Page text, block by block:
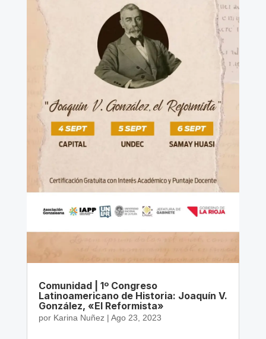
Comunidad | 1º Congreso
Latinoamericano de Historia: Joaquín V.
González, «El Reformista»
por Karina Nuñez| Ago 23, 2023